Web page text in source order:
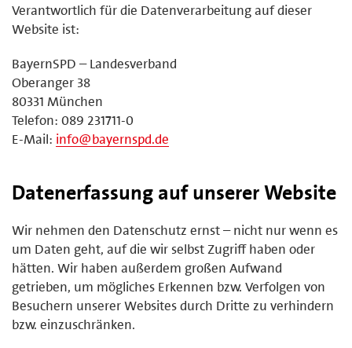
Verantwortlich für die Datenverarbeitung auf dieser
Website ist:
BayernSPD – Landesverband
Oberanger 38
80331 München
Telefon: 089 231711-0
E-Mail: info@bayernspd.de
Datenerfassung auf unserer Website
Wir nehmen den Datenschutz ernst – nicht nur wenn es
um Daten geht, auf die wir selbst Zugriff haben oder
hätten. Wir haben außerdem großen Aufwand
getrieben, um mögliches Erkennen bzw. Verfolgen von
Besuchern unserer Websites durch Dritte zu verhindern
bzw. einzuschränken.